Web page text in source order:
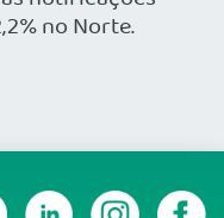
no Norte.